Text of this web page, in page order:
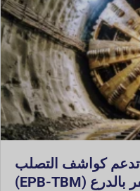
كواشف التصلب
عمليات آلات الحفر بالدرع (EPB-TBM)